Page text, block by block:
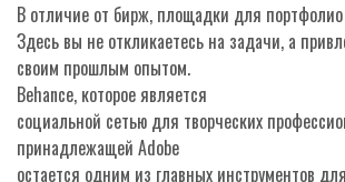
В отличие от бирж, площадки для
Здесь вы не откликаетесь на задачи, а
своим прошлым опытом.
Behance, которое является
социальной сетью для творческих
принадлежащей Adobe
остается одним из главных инструментов